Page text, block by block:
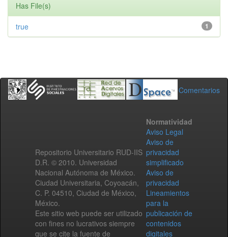
Has File(s)
1
true
Comentarios
Repositorio Universitario RUD-IIS
D.R. © 2010. Universidad
Nacional Autónoma de México.
Ciudad Universitaria, Coyoacán,
C. P. 04510, Ciudad de México,
México.
Este sitio web puede ser utilizado
con fines no lucrativos siempre
que se cite la fuente de
Normatividad
Aviso Legal
Aviso de
privacidad
simplificado
Aviso de
privacidad
Lineamientos
para la
publicación de
contenidos
digitales